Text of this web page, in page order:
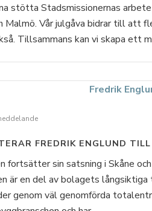
stötta Stadsmissionernas
Malmö. Vår julgåva bidrar till att
Tillsammans kan vi skapa ett
FREDRIK ENGLUND
fortsätter sin satsning i Skåne
är en del av bolagets
genom väl genomförda